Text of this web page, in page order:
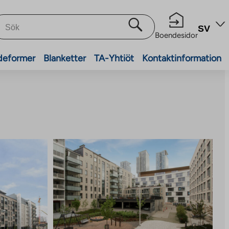
Boendesidor
SV
Blanketter TA-Yhtiöt Kontaktinformation